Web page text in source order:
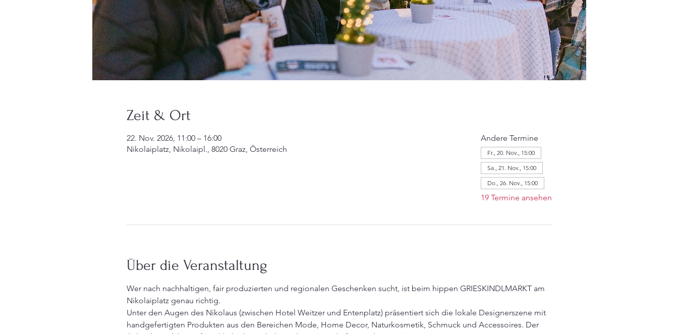
Zeit & Ort
22. Nov. 2026, 11:00 – 16:00
Nikolaiplatz, Nikolaipl., 8020 Graz, Österreich
Andere Termine
Fr., 20. Nov., 15:00
Sa., 21. Nov., 15:00
Do., 26. Nov., 15:00
19 Termine ansehen
Über die Veranstaltung
Wer nach nachhaltigen, fair produzierten und regionalen Geschenken sucht, ist beim hippen GRIESKINDLMARKT am
Nikolaiplatz genau richtig.
Unter den Augen des Nikolaus (zwischen Hotel Weitzer und Entenplatz) präsentiert sich die lokale Designerszene mit
handgefertigten Produkten aus den Bereichen Mode, Home Decor, Naturkosmetik, Schmuck und Accessoires. Der